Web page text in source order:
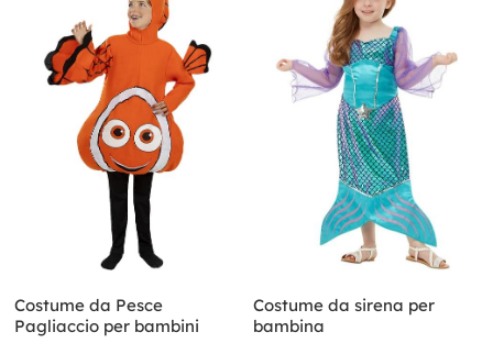
Costume da Pesce
Pagliaccio per bambini
Costume da sirena per
bambina